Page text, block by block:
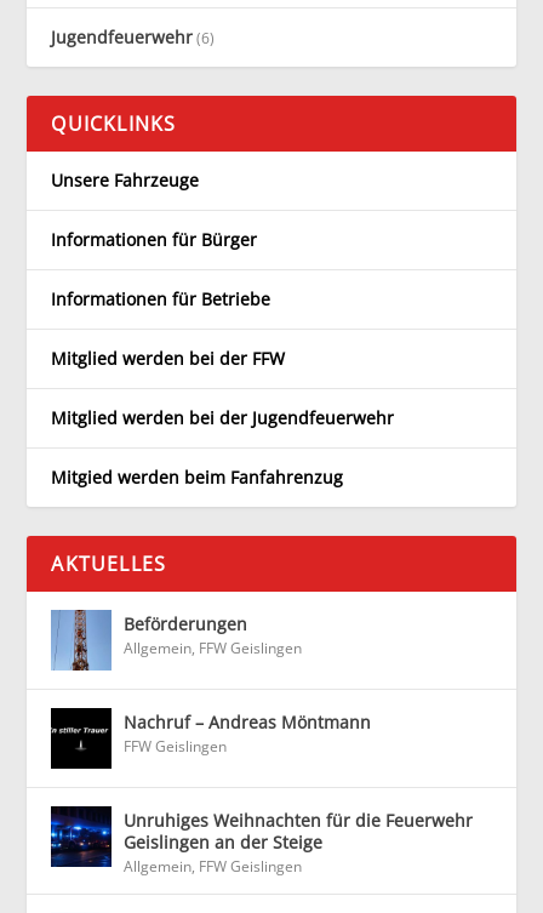
Jugendfeuerwehr(6)
QUICKLINKS
Unsere Fahrzeuge
Informationen für Bürger
Informationen für Betriebe
Mitglied werden bei der FFW
Mitglied werden bei der Jugendfeuerwehr
Mitgied werden beim Fanfahrenzug
AKTUELLES
Beförderungen
Allgemein, FFW Geislingen
Nachruf – Andreas Möntmann
FFW Geislingen
Unruhiges Weihnachten für die Feuerwehr
Geislingen an der Steige
Allgemein, FFW Geislingen